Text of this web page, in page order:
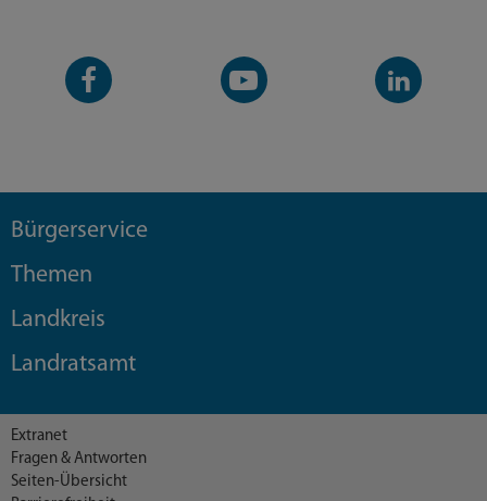
Facebook-
Seite
YouTube-
Kanal
LinkedIn-
Kanal
Bürgerservice
Themen
Landkreis
Landratsamt
Extranet
Fragen & Antworten
Seiten-Übersicht